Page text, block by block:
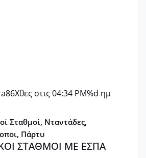
Χθες στις 04:34 PM%d ημ
ΕΣΠΑ
Σταθμοί, Νταντάδες,
Πάρτυ
ΣΤΑΘΜΟΙ ΜΕ ΕΣΠΑ